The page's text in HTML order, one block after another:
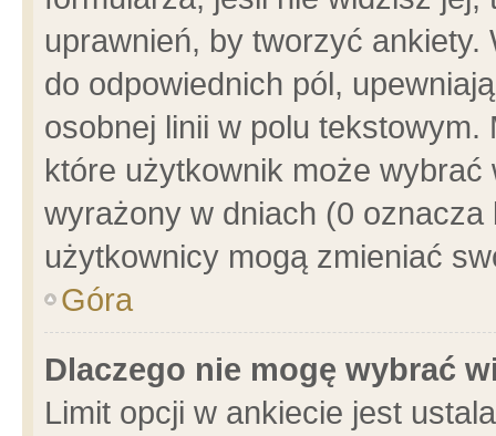
uprawnień, by tworzyć ankiety.
do odpowiednich pól,
osobnej linii w polu
które użytkownik może
wyrażony w dniach (0
użytkownicy mogą zmieniać
Góra
Dlaczego nie mogę wybrać
Limit opcji w ankiecie jest